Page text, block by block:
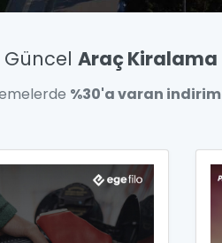
Güncel Araç Kiralama
%30'a varan indirim